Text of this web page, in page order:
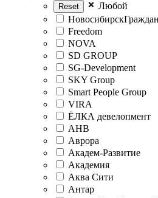
Любой
Freedom
NOVA
SD GROUP
SG-Development
SKY Group
Smart People Group
VIRA
ЁЛКА девелопмент
АНВ
Аврора
Академ-Развитие
Академия
Аква Сити
Антар